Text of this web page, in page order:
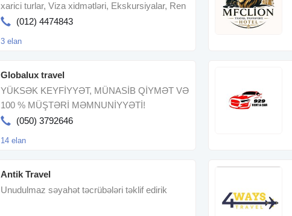
xarici turlar, Viza xidmətləri, Ekskursiyalar, Ren
(012) 4474843
3 elan
Globalux travel
YÜKSƏK KEYFİYYƏT, MÜNASİB QİYMƏT VƏ
100 % MÜŞTƏRİ MƏMNUNİYYƏTİ!
(050) 3792646
14 elan
Antik Travel
Unudulmaz səyahət təcrübələri təklif edirik